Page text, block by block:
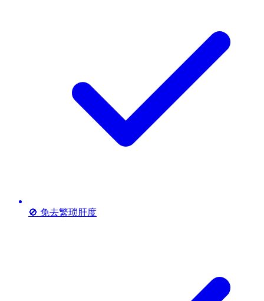
🚫 免去繁琐肝度